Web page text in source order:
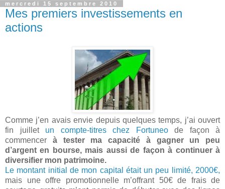
mercredi 15 septembre 2010
Mes premiers investissements en
actions
Comme j’en avais envie depuis quelques temps, j’ai ouvert
fin juillet un compte-titres chez Fortuneode façon à
commencer à tester ma capacité à gagner un peu
d’argent en bourse, mais aussi de façon à continuer à
diversifier mon patrimoine.
Le montant initial de mon capital était un peu limité, 2000€,
mais une offre promotionnelle m’offrant 50€ de frais de